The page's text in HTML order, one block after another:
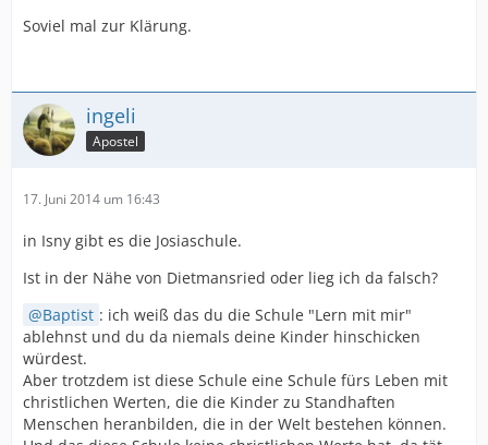
Soviel mal zur Klärung.
ingeli
Apostel
17. Juni 2014 um 16:43
in Isny gibt es die Josiaschule.
Ist in der Nähe von Dietmansried oder lieg ich da falsch?
Baptist : ich weiß das du die Schule "Lern mit mir"
ablehnst und du da niemals deine Kinder hinschicken
würdest.
Aber trotzdem ist diese Schule eine Schule fürs Leben mit
christlichen Werten, die die Kinder zu Standhaften
Menschen heranbilden, die in der Welt bestehen können.